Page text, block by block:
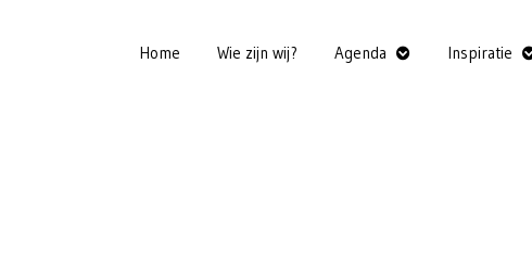
Home Wie zijn wij? Agenda Inspiratie